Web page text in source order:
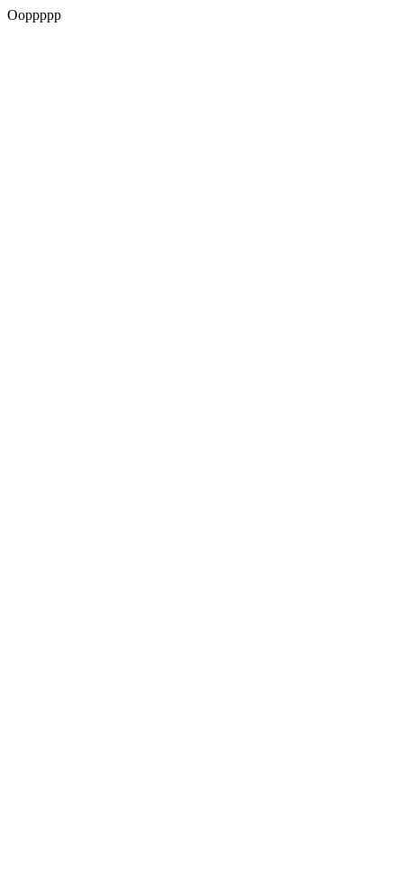
Ooppppp